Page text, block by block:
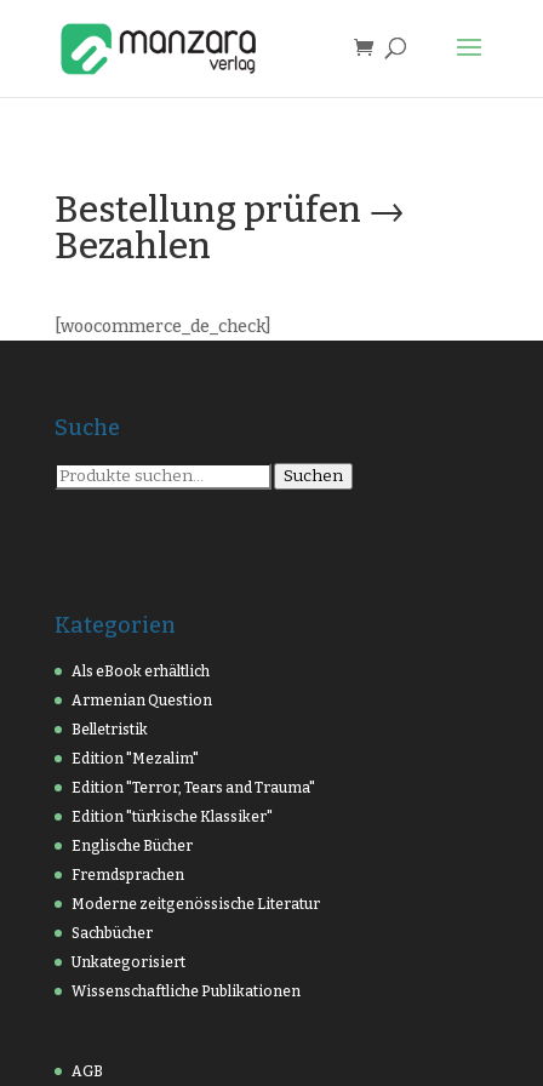
Bestellung prüfen →
Bezahlen
[woocommerce_de_check]
Suche
Suche
nach:
Suchen
Kategorien
Als eBook erhältlich
Armenian Question
Belletristik
Edition "Mezalim"
Edition "Terror, Tears and Trauma"
Edition "türkische Klassiker"
Englische Bücher
Fremdsprachen
Moderne zeitgenössische Literatur
Sachbücher
Unkategorisiert
Wissenschaftliche Publikationen
AGB